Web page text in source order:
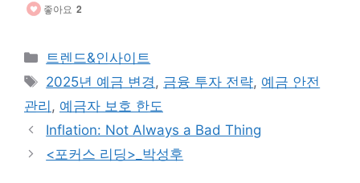
좋아요 2
카
테
리
트렌드&인사이트
태
그
2025년 예금 변경, 금융 투자 전략, 예금 안전
관리 , 예금자 보호 한도
Inflation: Not Always a Bad Thing
<포커스 리딩>_박성후